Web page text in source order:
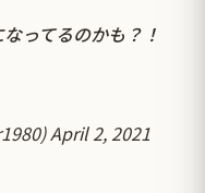
ってるのかも？！
April 2, 2021